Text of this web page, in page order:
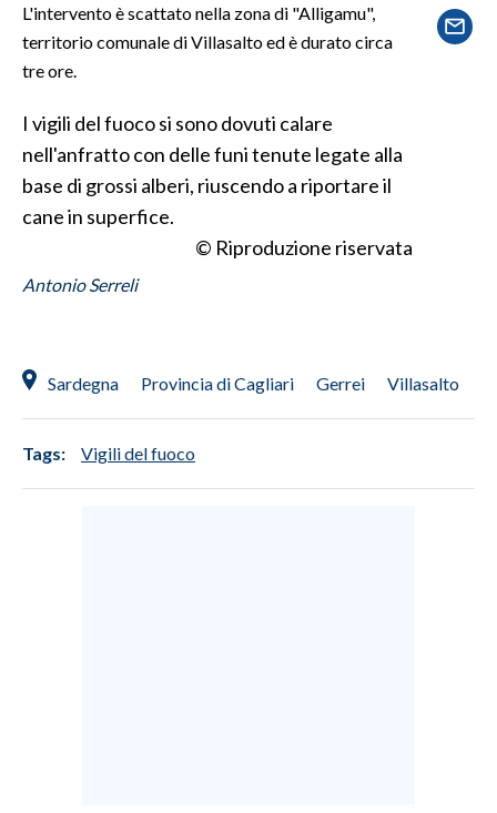
GOSSIP
SALUTE
SARDEGNA TURISMO
SARDI NEL MONDO
NOTIZIE
INFO AZIENDE
L'intervento è scattato nella zona di "Alligamu",
territorio comunale di Villasalto ed è durato circa
tre ore.
I vigili del fuoco si sono dovuti calare
nell'anfratto con delle funi tenute legate alla
base di grossi alberi, riuscendo a riportare il
cane in superfice.
© Riproduzione riservata
Antonio Serreli
Sardegna Provincia di Cagliari Gerrei Villasalto
Tags: Vigili del fuoco